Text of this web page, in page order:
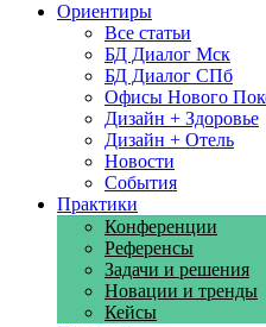
Ориентиры
Все статьи
БД Диалог Мск
БД Диалог СПб
Офисы Нового
Дизайн + Здоровье
Дизайн + Отель
Новости
События
Практики
Конференции
Референсы
Задачи и решения
Новации и тренды
Кейсы